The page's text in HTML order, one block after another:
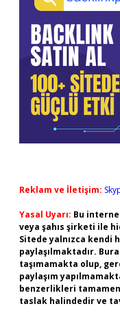
Reklam ve İletişim:
Yasal Uyarı: Bu
veya şahıs şirketi ile
Sitede yalnızca kendi
paylaşılmaktadır.
taşımamakta olup,
paylaşım
benzerlikleri
taslak halindedir ve